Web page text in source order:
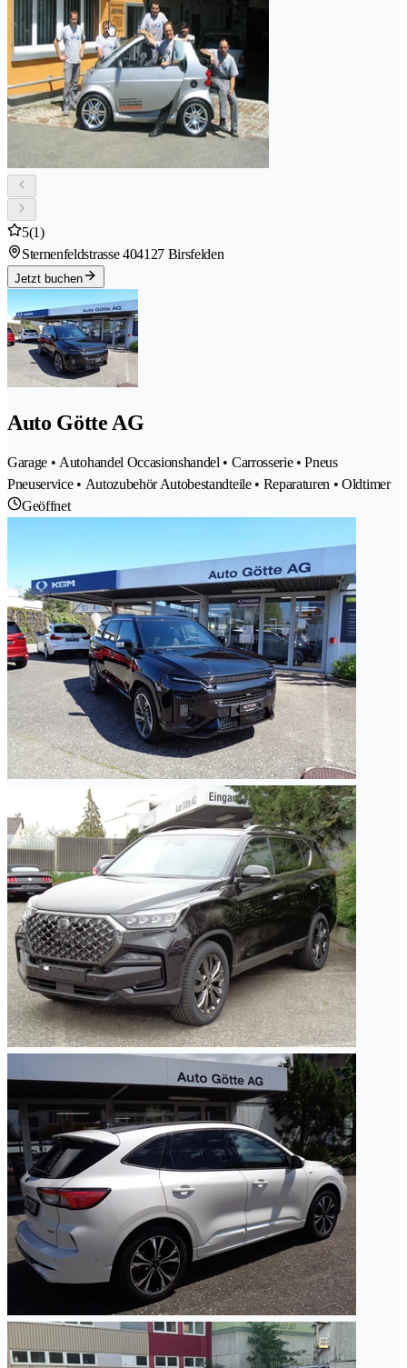
5(1)
Sternenfeldstrasse 404127 Birsfelden
Jetzt buchen
Auto Götte AG
Garage • Autohandel Occasionshandel • Carrosserie • Pneus
Pneuservice • Autozubehör Autobestandteile • Reparaturen • Oldtimer
Geöffnet